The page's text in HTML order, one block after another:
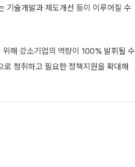
기술개발과 제도개선 등이 이루어질 수
해 강소기업의 역량이 100% 발휘될 수
청취하고 필요한 정책지원을 확대해